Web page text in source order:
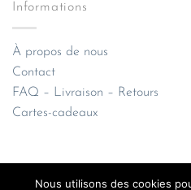
Informations
À propos de nous
Contact
FAQ – Livraison – Retours
Cartes-cadeaux
Nous utilisons des cookies